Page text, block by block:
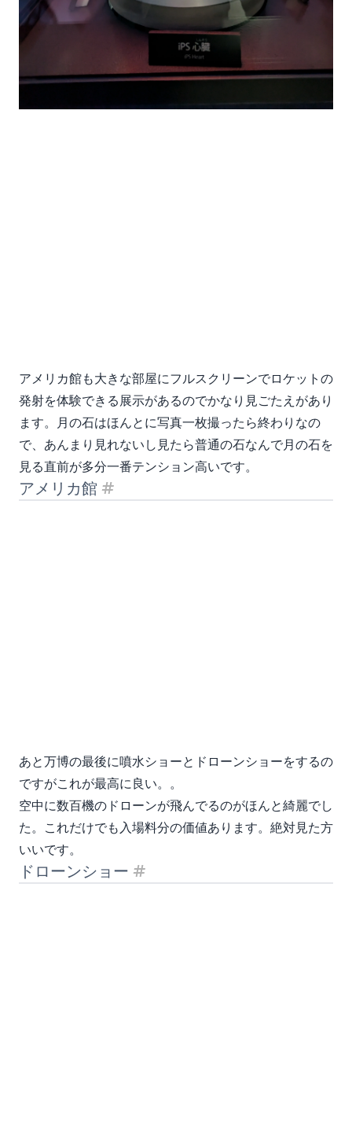
アメリカ館も大きな部屋にフルスクリーンでロケットの
発射を体験できる展示があるのでかなり見ごたえがあり
ます。月の石はほんとに写真一枚撮ったら終わりなの
で、あんまり見れないし見たら普通の石なんで月の石を
見る直前が多分一番テンション高いです。
アメリカ館
あと万博の最後に噴水ショーとドローンショーをするの
ですがこれが最高に良い。。
空中に数百機のドローンが飛んでるのがほんと綺麗でし
た。これだけでも入場料分の価値あります。絶対見た方
いいです。
ドローンショー